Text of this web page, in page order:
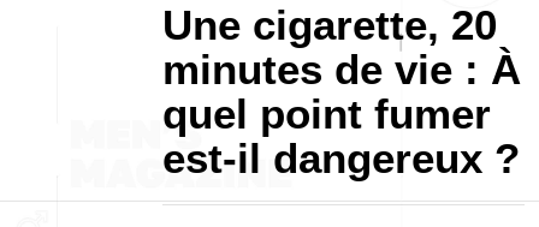
Une cigarette, 20
minutes de vie : À
quel point fumer
est-il dangereux ?